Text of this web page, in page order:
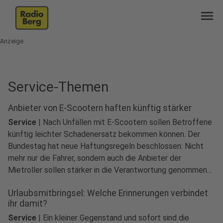
menu
Anzeige
Service-Themen
Anbieter von E-Scootern haften künftig stärker
Service | Nach Unfällen mit E-Scootern sollen Betroffene
künftig leichter Schadenersatz bekommen können. Der
Bundestag hat neue Haftungsregeln beschlossen: Nicht
mehr nur die Fahrer, sondern auch die Anbieter der
Mietroller sollen stärker in die Verantwortung genommen
Urlaubsmitbringsel: Welche Erinnerungen verbindet
ihr damit?
Service | Ein kleiner Gegenstand und sofort sind die